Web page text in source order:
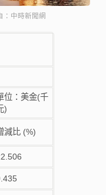
：中時新聞網
位：美金(千
)
減比 (%)